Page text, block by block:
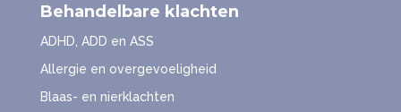
Behandelbare klachten
ADHD, ADD en ASS
Allergie en overgevoeligheid
Blaas- en nierklachten